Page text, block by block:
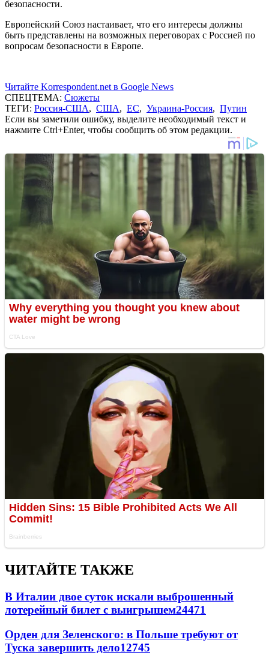
безопасности.
Европейский Союз настаивает, что его интересы должны
быть представлены на возможных переговорах с Россией по
вопросам безопасности в Европе.
Читайте Korrespondent.net в Google News
СПЕЦТЕМА: Сюжеты
ТЕГИ: Россия-США, США, ЕС, Украина-Россия, Путин
Если вы заметили ошибку, выделите необходимый текст и
нажмите Ctrl+Enter, чтобы сообщить об этом редакции.
ЧИТАЙТЕ ТАКЖЕ
В Италии двое суток искали выброшенный
лотерейный билет с выигрышем24471
Орден для Зеленского: в Польше требуют от
Туска завершить дело12745